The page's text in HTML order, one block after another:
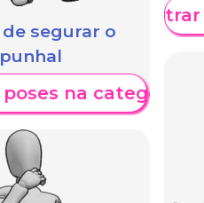
de segurar o
punhal
na categoria